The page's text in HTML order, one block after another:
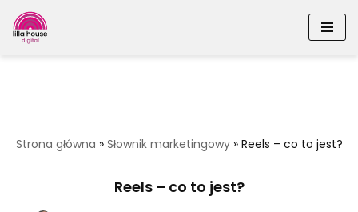
do
Strona główna » Słownik marketingowy» Reels – co to jest?
Reels – co to jest?